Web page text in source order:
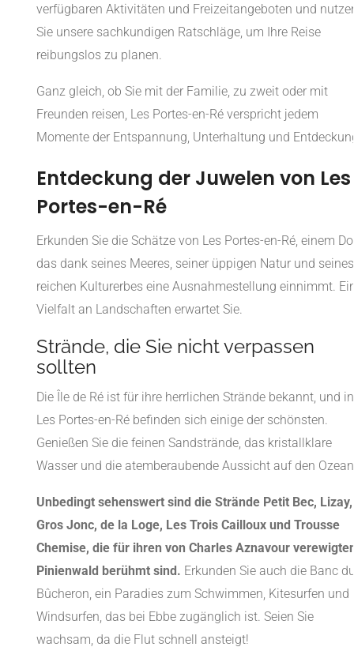
verfügbaren Aktivitäten und Freizeitangeboten und
Sie unsere sachkundigen Ratschläge, um Ihre Reise
reibungslos zu planen.
Ganz gleich, ob Sie mit der Familie, zu zweit oder mit
Freunden reisen, Les Portes-en-Ré verspricht jedem
Momente der Entspannung, Unterhaltung und
Entdeckung der Juwelen von Les
Portes-en-Ré
Erkunden Sie die Schätze von Les Portes-en-Ré, einem
das dank seines Meeres, seiner üppigen Natur und seines
reichen Kulturerbes eine Ausnahmestellung einnimmt.
Vielfalt an Landschaften erwartet Sie.
Strände, die Sie nicht verpassen
sollten
Die Île de Ré ist für ihre herrlichen Strände bekannt, und in
Les Portes-en-Ré befinden sich einige der schönsten.
Genießen Sie die feinen Sandstrände, das kristallklare
Wasser und die atemberaubende Aussicht auf den
Unbedingt sehenswert sind die Strände Petit Bec, Lizay,
Gros Jonc, de la Loge, Les Trois Cailloux und Trousse
Chemise, die für ihren von Charles Aznavour
Pinienwald berühmt sind. Erkunden Sie auch die Banc
Bûcheron, ein Paradies zum Schwimmen, Kitesurfen und
Windsurfen, das bei Ebbe zugänglich ist. Seien Sie
wachsam, da die Flut schnell ansteigt!